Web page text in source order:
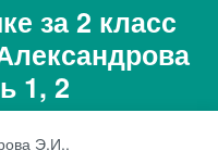
за 2 класс
1, 2
Э.И..